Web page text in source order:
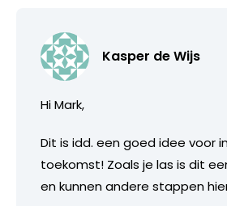
Kasper de Wijs
Hi Mark,
Dit is idd. een goed idee voor
toekomst! Zoals je las is dit
en kunnen andere stappen